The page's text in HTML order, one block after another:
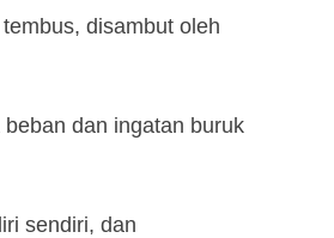
disambut oleh
dan ingatan buruk
sendiri, dan